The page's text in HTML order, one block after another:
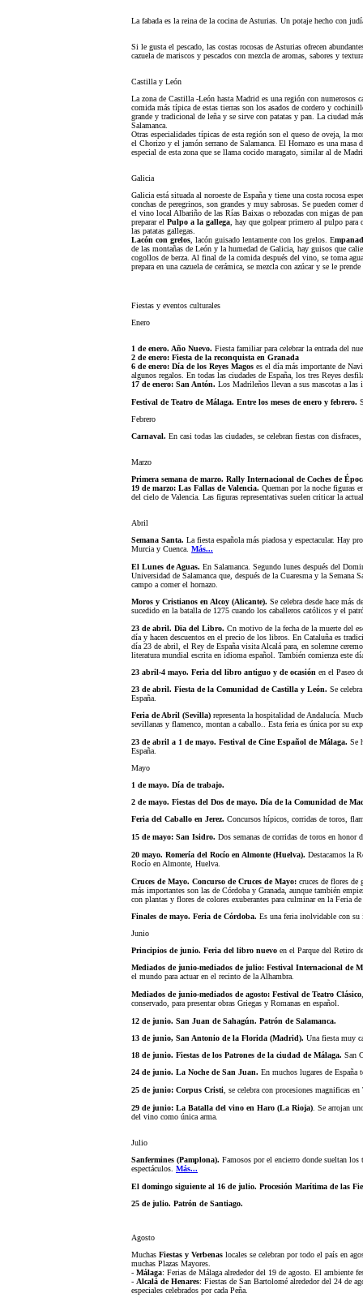
La fabada es la reina de la cocina de Asturias. Un potaje hecho con
Si le gusta el pescado, las costas rocosas de Asturias ofrecen
cazuela de mariscos y pescados con mezcla de aromas, sabores y
Castilla y León
La zona de Castilla -León hasta Madrid es una región con numerosos
comida más típica de estas tierras son los asados de cordero y
grande y tradicional de leña y se sirve con patatas y pan. La ciudad
Salamanca.
Otras especialidades típicas de esta región son el queso de oveja, la
el Chorizo y el jamón serrano de Salamanca. El Hornazo es una
especial de esta zona que se llama cocido maragato, similar al de
Galicia
Galicia está situada al noroeste de España y tiene una costa rocosa
conchas de peregrinos, son grandes y muy sabrosas. Se pueden
el vino local Albariño de las Rías Baixas o rebozadas con migas de
preparar el Pulpo a la gallega , hay que golpear primero al pulpo
las patatas gallegas.
Lacón con grelos , lacón guisado lentamente con los grelos. E
de las montañas de León y la humedad de Galicia, hay guisos que
cogollos de berza. Al final de la comida después del vino, se toma
prepara en una cazuela de cerámica, se mezcla con azúcar y se le
Fiestas y eventos culturales
Enero
1 de enero. Año Nuevo. Fiesta familiar para celebrar la entrada del
2 de enero: Fiesta de la reconquista en Granada
6 de enero: Día de los Reyes Magos es el día más importante de
algunos regalos. En todas las ciudades de España, los tres Reyes
17 de enero: San Antón. Los Madrileños llevan a sus mascotas a las
Festival de Teatro de Málaga. Entre los meses de enero y febrero.
Febrero
Carnaval. En casi todas las ciudades, se celebran fiestas con
Marzo
Primera semana de marzo. Rally Internacional de Coches de
19 de marzo: Las Fallas de Valencia. Queman por la noche figuras
del cielo de Valencia. Las figuras representativas suelen criticar la
Abril
Semana Santa. La fiesta española más piadosa y espectacular. Hay
Murcia y Cuenca. Más...
El Lunes de Aguas. En Salamanca. Segundo lunes después del
Universidad de Salamanca que, después de la Cuaresma y la
campo a comer el hornazo.
Moros y Cristianos en Alcoy (Alicante). Se celebra desde hace más
sucedido en la batalla de 1275 cuando los caballeros católicos y el
23 de abril. Dïa del Libro. Cn motivo de la fecha de la muerte del
día y hacen descuentos en el precio de los libros. En Cataluña es
día 23 de abril, el Rey de España visita Alcalá para, en solemne
literatura mundial escrita en idioma español. También comienza este
23 abril-4 mayo. Feria del libro antiguo y de ocasión en el Paseo
23 de abril. Fiesta de la Comunidad de Castilla y León. Se
España.
Feria de Abril (Sevilla) representa la hospitalidad de Andalucía.
sevillanas y flamenco, montan a caballo.. Esta feria es única por su
23 de abril a 1 de mayo. Festival de Cine Español de Málaga. Se
España.
Mayo
1 de mayo. Día de trabajo.
2 de mayo. Fiestas del Dos de mayo. Día de la Comunidad de
Feria del Caballo en Jerez. Concursos hípicos, corridas de toros,
15 de mayo: San Isidro. Dos semanas de corridas de toros en honor
20 mayo. Romería del Rocío en Almonte (Huelva). Destacamos la
Rocío en Almonte, Huelva.
Cruces de Mayo. Concurso de Cruces de Mayo: cruces de flores de
más importantes son las de Córdoba y Granada, aunque también
con plantas y flores de colores exuberantes para culminar en la Feria
Finales de mayo. Feria de Córdoba. Es una feria inolvidable con su
Junio
Principios de junio. Feria del libro nuevo en el Parque del Retiro
Mediados de junio-mediados de julio: Festival Internacional de
el mundo para actuar en el recinto de la Alhambra.
Mediados de junio-mediados de agosto: Festival de Teatro Clásico
conservado, para presentar obras Griegas y Romanas en español.
12 de junio. San Juan de Sahagún. Patrón de Salamanca.
13 de junio, San Antonio de la Florida (Madrid). Una fiesta muy
18 de junio. Fiestas de los Patrones de la ciudad de Málaga. San
24 de junio. La Noche de San Juan. En muchos lugares de España
25 de junio: Corpus Cristi , se celebra con procesiones magnificas
29 de junio: La Batalla del vino en Haro (La Rioja) . Se arrojan
del vino como única arma.
Julio
Sanfermines (Pamplona). Famosos por el encierro donde sueltan
espectáculos. Más...
El domingo siguiente al 16 de julio. Procesión Marítima de las
25 de julio. Patrón de Santiago.
Agosto
Muchas Fiestas y Verbenas locales se celebran por todo el país en
muchas Plazas Mayores.
- Málaga: Ferias de Málaga alrededor del 19 de agosto. El ambiente
- Alcalá de Henares: Fiestas de San Bartolomé alrededor del 24 de
especiales celebrados por cada Peña.